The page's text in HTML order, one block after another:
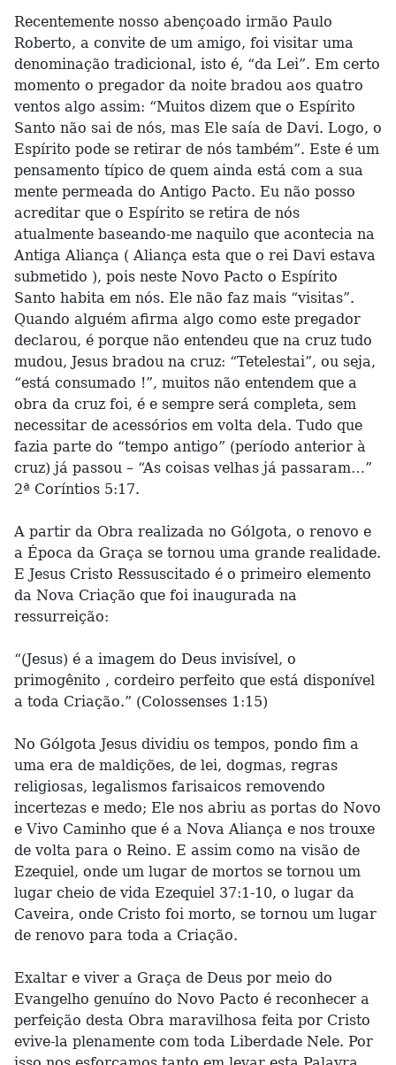
Recentemente nosso abençoado irmão Paulo
Roberto, a convite de um amigo, foi visitar uma
denominação tradicional, isto é, “da Lei”. Em certo
momento o pregador da noite bradou aos quatro
ventos algo assim: “Muitos dizem que o Espírito
Santo não sai de nós, mas Ele saía de Davi. Logo, o
Espírito pode se retirar de nós também”. Este é um
pensamento típico de quem ainda está com a sua
mente permeada do Antigo Pacto. Eu não posso
acreditar que o Espírito se retira de nós
atualmente baseando-me naquilo que acontecia na
Antiga Aliança ( Aliança esta que o rei Davi estava
submetido ), pois neste Novo Pacto o Espírito
Santo habita em nós. Ele não faz mais “visitas”.
Quando alguém afirma algo como este pregador
declarou, é porque não entendeu que na cruz tudo
mudou, Jesus bradou na cruz: “Tetelestai”, ou seja,
“está consumado !”, muitos não entendem que a
obra da cruz foi, é e sempre será completa, sem
necessitar de acessórios em volta dela. Tudo que
fazia parte do “tempo antigo” (período anterior à
cruz) já passou – “As coisas velhas já passaram…”
2ª Coríntios 5:17.
A partir da Obra realizada no Gólgota, o renovo e
a Época da Graça se tornou uma grande realidade.
E Jesus Cristo Ressuscitado é o primeiro elemento
da Nova Criação que foi inaugurada na
ressurreição:
“(Jesus) é a imagem do Deus invisível, o
primogênito , cordeiro perfeito que está disponível
a toda Criação.” (Colossenses 1:15)
No Gólgota Jesus dividiu os tempos, pondo fim a
uma era de maldições, de lei, dogmas, regras
religiosas, legalismos farisaicos removendo
incertezas e medo; Ele nos abriu as portas do Novo
e Vivo Caminho que é a Nova Aliança e nos trouxe
de volta para o Reino. E assim como na visão de
Ezequiel, onde um lugar de mortos se tornou um
lugar cheio de vida Ezequiel 37:1-10, o lugar da
Caveira, onde Cristo foi morto, se tornou um lugar
de renovo para toda a Criação.
Exaltar e viver a Graça de Deus por meio do
Evangelho genuíno do Novo Pacto é reconhecer a
perfeição desta Obra maravilhosa feita por Cristo
evive-la plenamente com toda Liberdade Nele. Por